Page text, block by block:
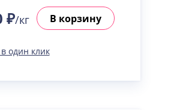
₽/кг В корзину
один клик